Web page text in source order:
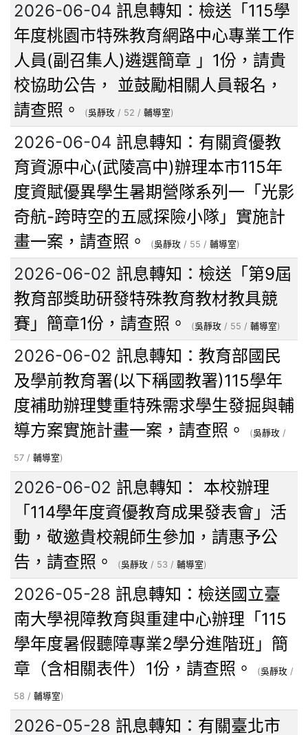
2026-06-04 訊息轉知：檢送「115學
年度桃園市特殊教育網路中心專業工作
人員(副召集人)遴選簡章 」1份，請貴
校協助公告， 並鼓勵相關人員報名，
請查照。
(吳靜玫 / 52 / 輔導室)
2026-06-04 訊息轉知：有關資優教
育資源中心(武陵高中)辦理本市115年
度資賦優異學生暑期營隊系列一「光影
奇航-跨時空的五感探險小隊」實施計
畫一案，請查照。
(吳靜玫 / 55 / 輔導室)
2026-06-02 訊息轉知：檢送「第9屆
教育部獎助研發特殊教育教材教具競
賽」簡章1份，請查照。
(吳靜玫 / 55 / 輔導室)
2026-06-02 訊息轉知：教育部國民
及學前教育署(以下稱國教署)115學年
度補助辦理雙重特殊需求學生發掘與輔
導方案實施計畫一案，請查照。
(吳靜玫 /
57 / 輔導室)
2026-06-02 訊息轉知： 本校辦理
「114學年度資優教育成果發表會」活
動，敬邀貴校親師生參加，請惠予公
告，請查照。
(吳靜玫 / 53 / 輔導室)
2026-05-28 訊息轉知：檢送國立臺
南大學視障教育與重建中心辦理「115
學年度暑假聽障專業2學分進階班」簡
章（含相關表件）1份，請查照。
(吳靜玫 /
58 / 輔導室)
2026-05-28 訊息轉知：有關臺北市